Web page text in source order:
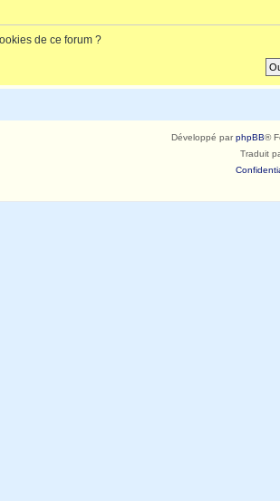
de ce forum ?
Développé parphpBB®
Traduit